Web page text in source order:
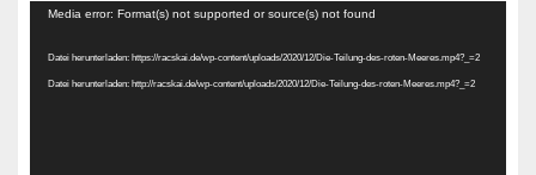
Video-
Media error: Format(s) not supported or source(s) not found
Datei herunterladen: https://racskai.de/wp-content/uploads/2020/12/Die-Teilung-des-roten-Meeres.mp4?_=2
Datei herunterladen: http://racskai.de/wp-content/uploads/2020/12/Die-Teilung-des-roten-Meeres.mp4?_=2